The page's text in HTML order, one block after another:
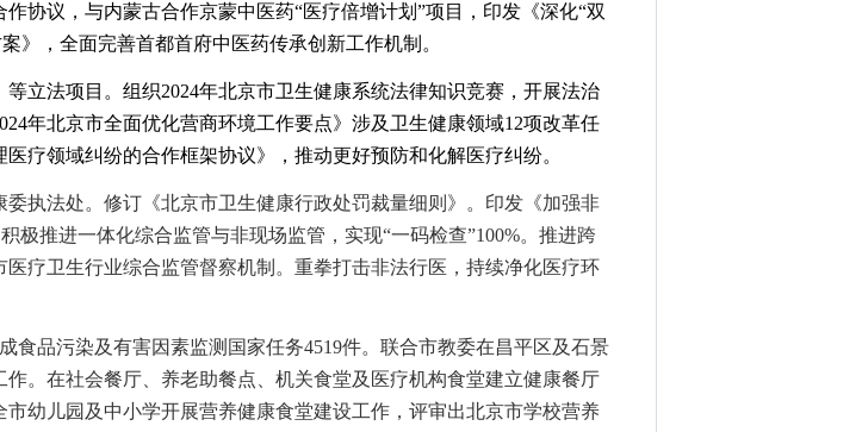
协议，与内蒙古合作京蒙中医药“医疗倍增计划”项目，印发《深化“双
》，全面完善首都首府中医药传承创新工作机制。
等立法项目。组织2024年北京市卫生健康系统法律知识竞赛，开展法治
年北京市全面优化营商环境工作要点》涉及卫生健康领域12项改革任
医疗领域纠纷的合作框架协议》 ， 推动更好预防和化解医疗纠纷。
委执法处。 修订《北京市卫生健康行政处罚裁量细则》 。 印发《加强非
极推进一体化综合监管与非现场监管 ，实现“一码检查”100%。推进跨
疗卫生行业综合监管督察机制。重拳打击非法行医，持续净化医疗环
食品污染及有害因素监测国家任务4519件。 联合市教委在昌平区及石景
。 在社会餐厅、养老助餐点、机关食堂及医疗机构食堂建立健康餐厅
市幼儿园及中小学开展营养健康食堂建设工作，评审出北京市学校营养